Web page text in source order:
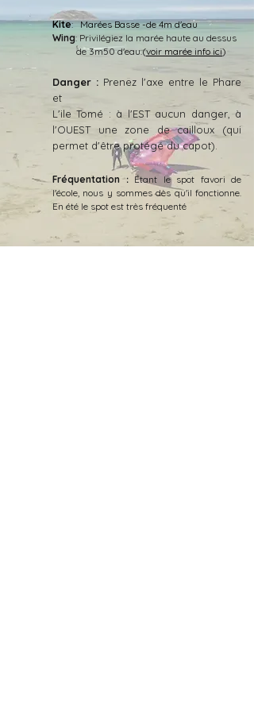
Kite: Marées Basse -de 4m d'eau
Wing: Privilégiez la marée haute au dessus
de 3m50 d'eau.(voir marée info ici)
Danger : Prenez l'axe entre le Phare
et
L'ile Tomé : à l'EST aucun danger, à
l'OUEST une zone de cailloux (qui
permet d'être protégé du capot).
​Fréquentation : Étant le spot favori de
l'école, nous y sommes dès qu'il fonctionne.
En été le spot est très fréquenté